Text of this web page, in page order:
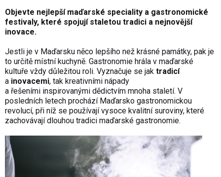
Objevte nejlepší maďarské speciality a gastronomické
festivaly, které spojují staletou tradici a nejnovější
inovace.
Jestli je v Maďarsku něco lepšího než krásné památky, pak je
to určitě místní kuchyně. Gastronomie hrála v maďarské
kultuře vždy důležitou roli. Vyznačuje se jak tradicí
a inovacemi, tak kreativními nápady
a řešeními inspirovanými dědictvím mnoha staletí. V
posledních letech prochází Maďarsko gastronomickou
revolucí, při níž se používají vysoce kvalitní suroviny, které
zachovávají dlouhou tradici maďarské gastronomie.